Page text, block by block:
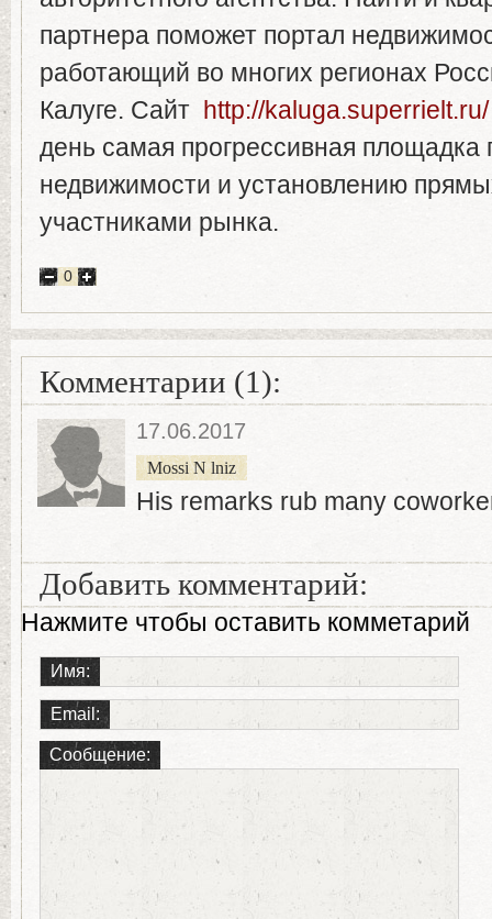
партнера поможет портал
работающий во многих регионах
Калуге. Сайт http://kaluga.superrielt.ru/
день самая прогрессивная площадка
недвижимости и установлению
участниками рынка.
0
Комментарии (1):
17.06.2017
Mossi N lniz
His remarks rub many
Добавить комментарий:
Нажмите чтобы оставить комметарий
Имя:
Email:
Сообщение: